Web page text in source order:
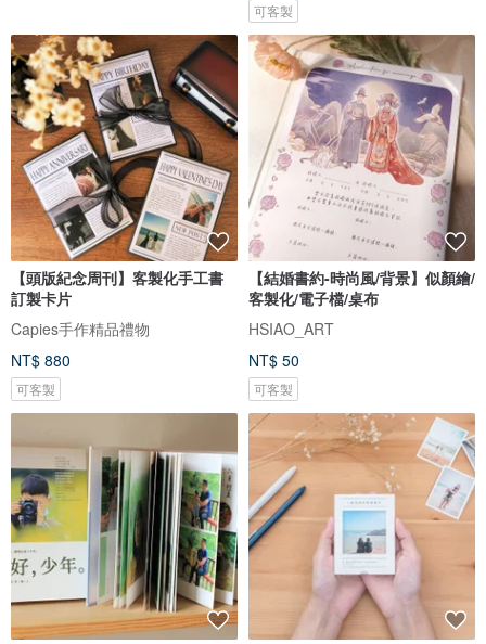
可客製
【頭版紀念周刊】客製化手工書
訂製卡片
Capies手作精品禮物
NT$ 880
可客製
【結婚書約-時尚風/背景】似顏繪/
客製化/電子檔/桌布
HSIAO_ART
NT$ 50
可客製